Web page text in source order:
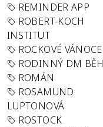
REMINDER APP
ROBERT-KOCH
INSTITUT
ROCKOVÉ VÁNOCE
RODINNÝ DM BĚH
ROMÁN
ROSAMUND
LUPTONOVÁ
ROSTOCK